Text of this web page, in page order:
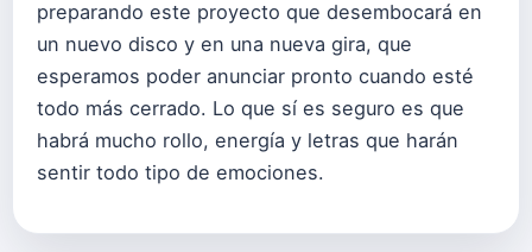
preparando este proyecto que desembocará en
un nuevo disco y en una nueva gira, que
esperamos poder anunciar pronto cuando esté
todo más cerrado. Lo que sí es seguro es que
habrá mucho rollo, energía y letras que harán
sentir todo tipo de emociones.